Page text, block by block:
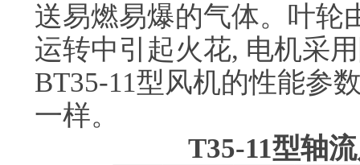
送易燃易爆的气体。叶轮
运转中引起火花, 电机采
BT35-11型风机的性能参
一样。
T35-11型轴